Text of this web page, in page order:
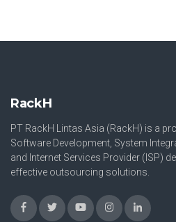
RackH
PT RackH Lintas Asia (RackH) is a
Software Development, System
and Internet Services Provider (ISP)
effective outsourcing solutions.